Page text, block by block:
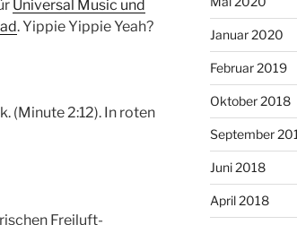
Universal Music und
. Yippie Yippie Yeah?
(Minute 2:12). In roten
Freiluft-
Januar 2020
Februar 2019
Oktober 2018
September
Juni 2018
April 2018